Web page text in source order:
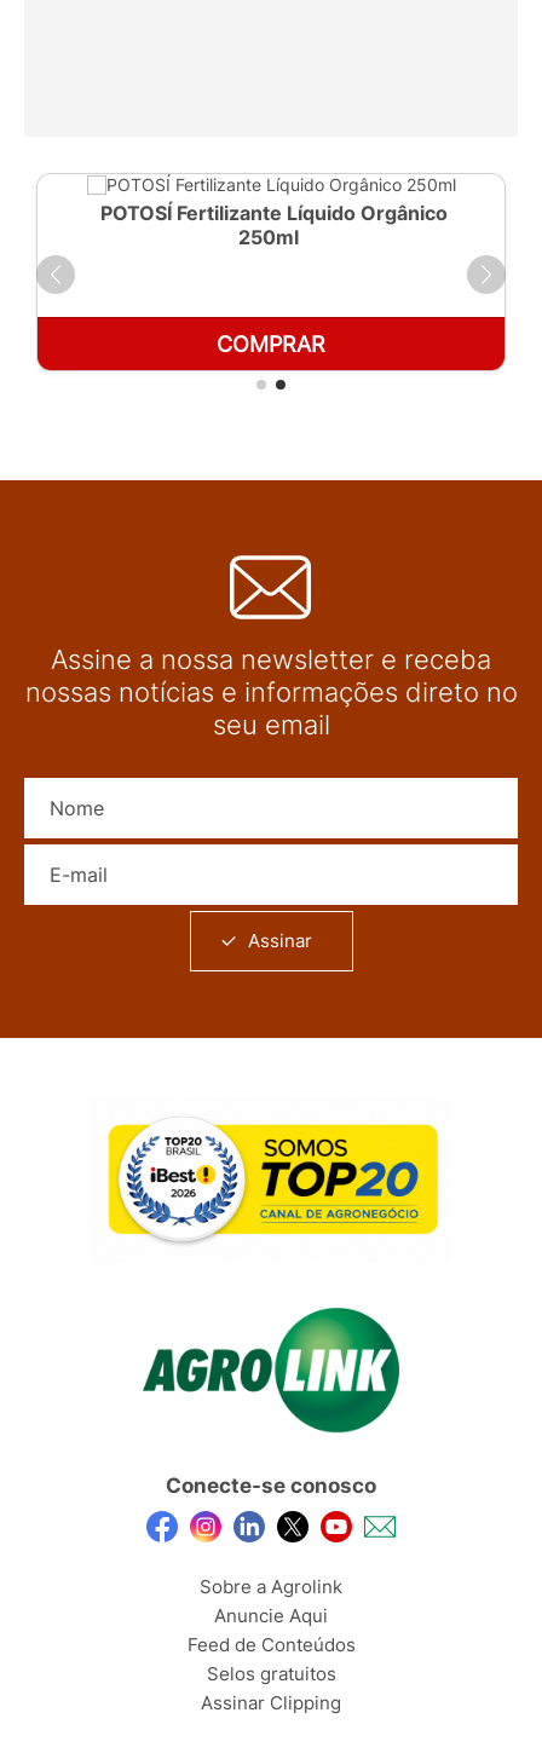
POTOSÍ Fertilizante Líquido Orgânico
250ml
COMPRAR
Assine a nossa newsletter e receba
nossas notícias e informações direto no
seu email
Assinar
Conecte-se conosco
Sobre a Agrolink
Anuncie Aqui
Feed de Conteúdos
Selos gratuitos
Assinar Clipping